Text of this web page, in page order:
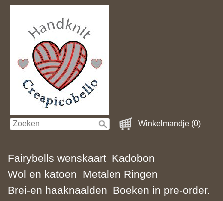
Winkelmandje (0)
Fairybells wenskaart Kadobon
Wol en katoen
Metalen Ringen
Brei-en haaknaalden
Boeken in pre-order.